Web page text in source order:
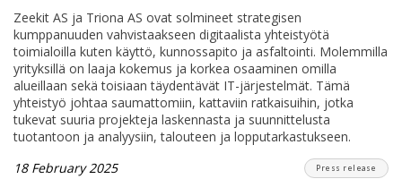
Zeekit AS ja Triona AS ovat solmineet strategisen
kumppanuuden vahvistaakseen digitaalista yhteistyötä
toimialoilla kuten käyttö, kunnossapito ja asfaltointi. Molemmilla
yrityksillä on laaja kokemus ja korkea osaaminen omilla
alueillaan sekä toisiaan täydentävät IT-järjestelmät. Tämä
yhteistyö johtaa saumattomiin, kattaviin ratkaisuihin, jotka
tukevat suuria projekteja laskennasta ja suunnittelusta
tuotantoon ja analyysiin, talouteen ja lopputarkastukseen.
18 February 2025
Press release